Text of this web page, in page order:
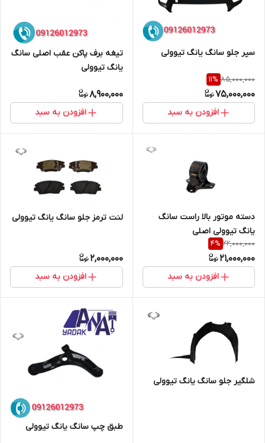
سپر جلو سانگ یانگ تیوولی
85,000,000
11%
75,000,000
افزودن به سبد
تیغه برف پاکن عقب اصلی سانگ
یانگ تیوولی
8,900,000
افزودن به سبد
دسته موتور بالا راست سانگ
یانگ تیوولی اصلی
22,000,000
4%
21,000,000
افزودن به سبد
لنت ترمز جلو سانگ یانگ تیوولی
2,000,000
افزودن به سبد
شلگیر جلو سانگ یانگ تیوولی
طبق چپ سانگ یانگ تیوولی